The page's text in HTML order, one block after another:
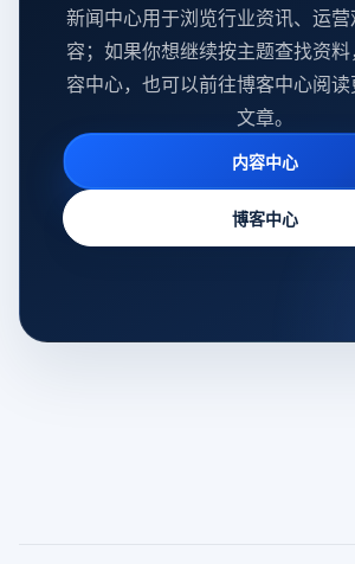
新闻中心用于浏览行业资讯、运
容；如果你想继续按主题查找资
容中心，也可以前往博客中心阅
文章。
内容中心
博客中心